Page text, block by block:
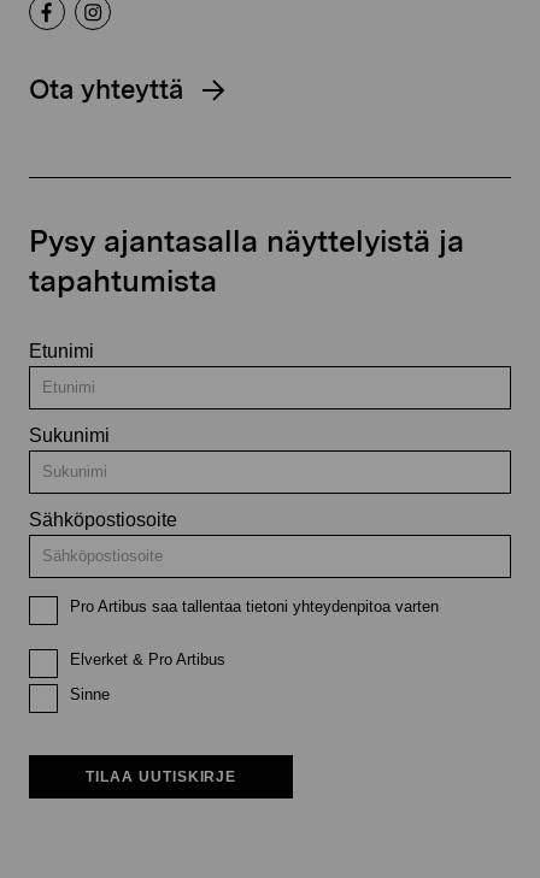
Ota yhteyttä
Pysy ajantasalla näyttelyistä ja
tapahtumista
Etunimi
Sukunimi
Sähköpostiosoite
Pro Artibus saa tallentaa tietoni yhteydenpitoa varten
Elverket & Pro Artibus
Sinne
TILAA UUTISKIRJE